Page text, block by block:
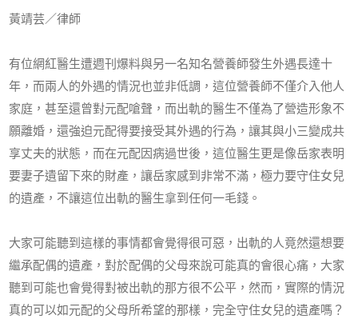
黃靖芸／律師
有位網紅醫生遭週刊爆料與另一名知名營養師發生外遇長達十
年，而兩人的外遇的情況也並非低調，這位營養師不僅介入他人
家庭，甚至還曾對元配嗆聲，而出軌的醫生不僅為了營造形象不
願離婚，還強迫元配得要接受其外遇的行為，讓其與小三變成共
享丈夫的狀態，而在元配因病過世後，這位醫生更是像岳家表明
要妻子遺留下來的財產，讓岳家感到非常不滿，極力要守住女兒
的遺產，不讓這位出軌的醫生拿到任何一毛錢。
大家可能聽到這樣的事情都會覺得很可惡，出軌的人竟然還想要
繼承配偶的遺產，對於配偶的父母來說可能真的會很心痛，大家
聽到可能也會覺得對被出軌的那方很不公平，然而，實際的情況
真的可以如元配的父母所希望的那樣，完全守住女兒的遺產嗎？